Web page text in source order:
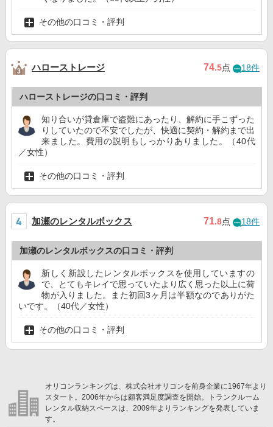
その他の口コミ・評判
ハローストレージ 74.5点 18件
ハローストレージの口コミ・評判
知り合いが貸倉庫で盗難にあったり、解約に手こずった
りしていたので不安でしたが、快適に契約・解約まで出
来ました。費用の説明もしっかりありました。（40代
／女性）
その他の口コミ・評判
加瀬のレンタルボックス 71.8点 18件
加瀬のレンタルボックスの口コミ・評判
新しく新設したレンタルボックスを使用していますの
で、とてもキレイで思っていたより広く思った以上に荷
物が入りました。また初回3ヶ月は半額なのでありがた
いです。（40代／女性）
その他の口コミ・評判
オリコンランキングは、株式会社オリコンを前身企業に1967年より
スタート。2006年からは顧客満足度調査を開始。トランクルーム
レンタル収納スペースは、2009年よりランキングを発表していま
す。